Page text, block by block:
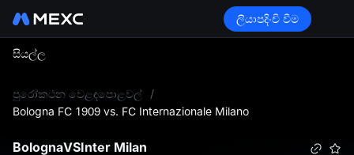
ලියාපදිංචි වීම
සියල්ල
පුරෝකථන වෙළඳපොළවල්
/
Bologna FC 1909 vs. FC Internazionale Milano
BolognaVSInter Milan